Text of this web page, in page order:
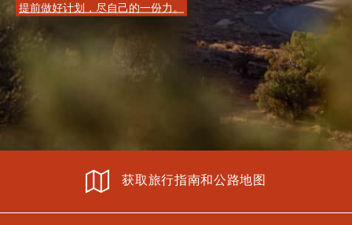
提前做好计划，尽自己的一份力。
获取旅行指南和公路地图